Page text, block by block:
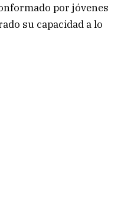
por jóvenes
su capacidad a lo